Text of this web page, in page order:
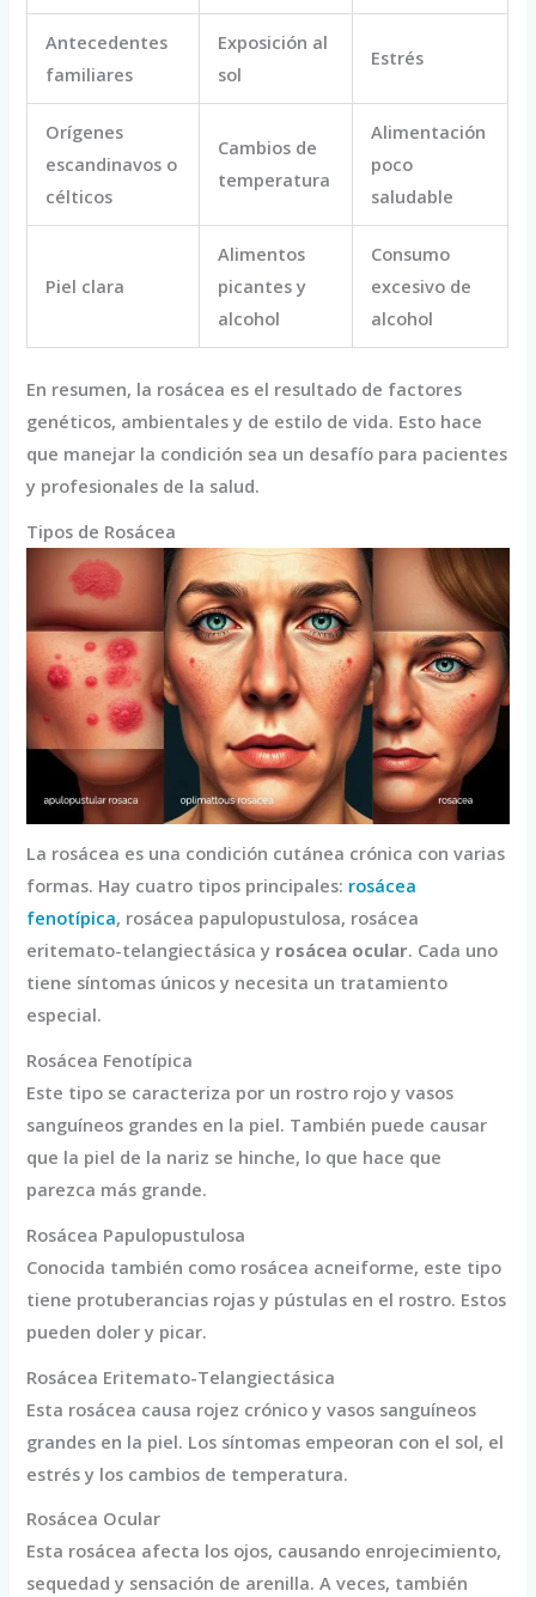
Antecedentes
familiares
Exposición al
sol
Estrés
Orígenes
escandinavos o
célticos
Cambios de
temperatura
Alimentación
poco
saludable
Piel clara
Alimentos
picantes y
alcohol
Consumo
excesivo de
alcohol
En resumen, la rosácea es el resultado de factores
genéticos, ambientales y de estilo de vida. Esto hace
que manejar la condición sea un desafío para pacientes
y profesionales de la salud.
Tipos de Rosácea
La rosácea es una condición cutánea crónica con varias
formas. Hay cuatro tipos principales: rosácea
fenotípica, rosácea papulopustulosa, rosácea
eritemato-telangiectásica y rosácea ocular. Cada uno
tiene síntomas únicos y necesita un tratamiento
especial.
Rosácea Fenotípica
Este tipo se caracteriza por un rostro rojo y vasos
sanguíneos grandes en la piel. También puede causar
que la piel de la nariz se hinche, lo que hace que
parezca más grande.
Rosácea Papulopustulosa
Conocida también como rosácea acneiforme, este tipo
tiene protuberancias rojas y pústulas en el rostro. Estos
pueden doler y picar.
Rosácea Eritemato-Telangiectásica
Esta rosácea causa rojez crónico y vasos sanguíneos
grandes en la piel. Los síntomas empeoran con el sol, el
estrés y los cambios de temperatura.
Rosácea Ocular
Esta rosácea afecta los ojos, causando enrojecimiento,
sequedad y sensación de arenilla. A veces, también